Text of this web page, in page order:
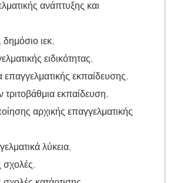
ανάπτυξης και
, δημόσιο ιεκ,
ειδικότητας,
επαγγελματικής εκπαίδευσης,
τριτοβάθμια εκπαίδευση,
αρχικής επαγγελματικής
λύκεια,
σχολές,